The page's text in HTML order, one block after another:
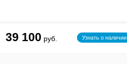
Узнать о наличии
39 100